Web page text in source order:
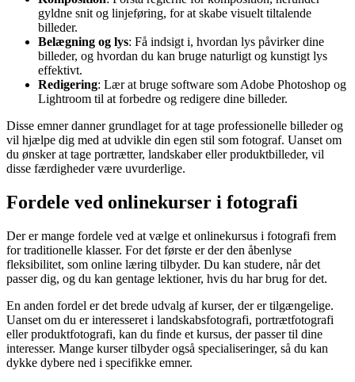
gyldne snit og linjeføring, for at skabe visuelt tiltalende
billeder.
Belægning og lys: Få indsigt i, hvordan lys påvirker dine
billeder, og hvordan du kan bruge naturligt og kunstigt lys
effektivt.
Redigering: Lær at bruge software som Adobe Photoshop og
Lightroom til at forbedre og redigere dine billeder.
Disse emner danner grundlaget for at tage professionelle billeder og
vil hjælpe dig med at udvikle din egen stil som fotograf. Uanset om
du ønsker at tage portrætter, landskaber eller produktbilleder, vil
disse færdigheder være uvurderlige.
Fordele ved onlinekurser i fotografi
Der er mange fordele ved at vælge et onlinekursus i fotografi frem
for traditionelle klasser. For det første er der den åbenlyse
fleksibilitet, som online læring tilbyder. Du kan studere, når det
passer dig, og du kan gentage lektioner, hvis du har brug for det.
En anden fordel er det brede udvalg af kurser, der er tilgængelige.
Uanset om du er interesseret i landskabsfotografi, portrætfotografi
eller produktfotografi, kan du finde et kursus, der passer til dine
interesser. Mange kurser tilbyder også specialiseringer, så du kan
dykke dybere ned i specifikke emner.